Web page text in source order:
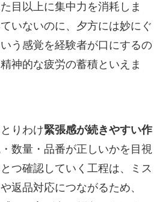
目以上に集中力を消耗しま
いないのに、夕方には妙にぐ
う感覚を経験者が口にするの
神的な疲労の蓄積といえま
りわけ緊張感が続きやすい作
数量・品番が正しいかを目視
つ確認していく工程は、ミス
返品対応につながるため、